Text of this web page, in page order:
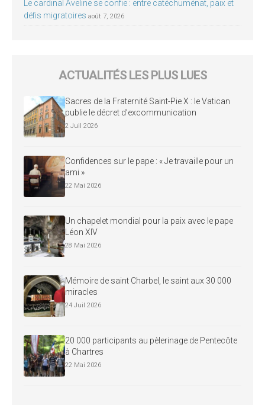
Le cardinal Aveline se confie : entre catéchuménat, paix et
défis migratoires août 7, 2026
ACTUALITÉS LES PLUS LUES
Sacres de la Fraternité Saint-Pie X : le Vatican
publie le décret d’excommunication
2 Juil 2026
Confidences sur le pape : « Je travaille pour un
ami »
22 Mai 2026
Un chapelet mondial pour la paix avec le pape
Léon XIV
28 Mai 2026
Mémoire de saint Charbel, le saint aux 30 000
miracles
24 Juil 2026
20 000 participants au pèlerinage de Pentecôte
à Chartres
22 Mai 2026